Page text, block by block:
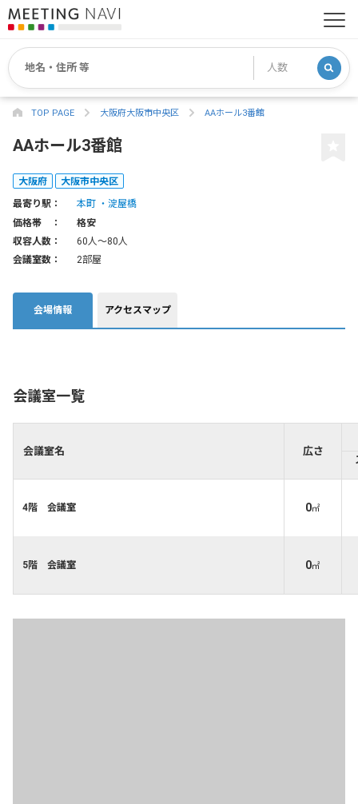
TOP PAGE 大阪府大阪市中央区 AAホール3番館
AAホール3番館
大阪府 大阪市中央区
最寄り駅： 本町
淀屋橋
価格帯 ：
格安
収容人数：
60人〜80人
会議室数：
2部屋
会場情報 アクセスマップ
会議室一覧
会議室名 広さ
4階 会議室 0㎡
5階 会議室 0㎡